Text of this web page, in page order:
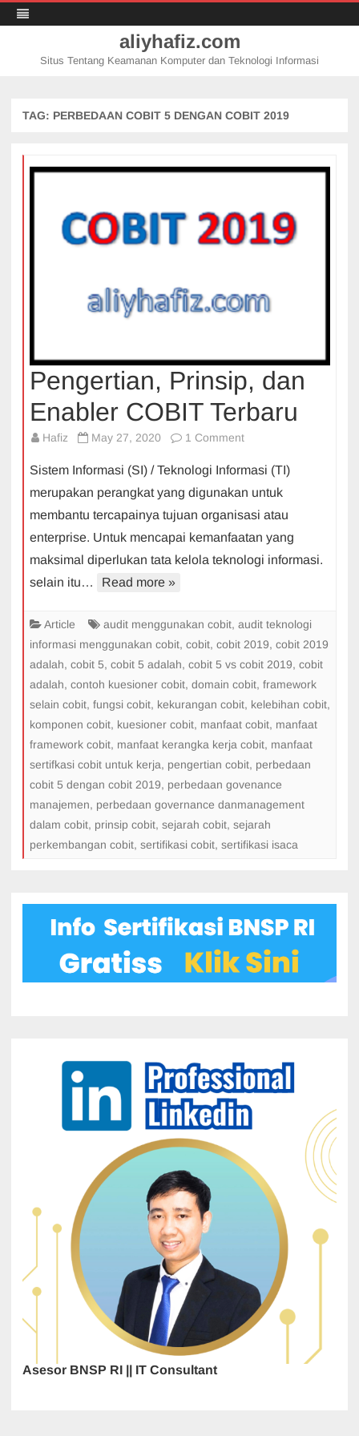
aliyhafiz.com
Situs Tentang Keamanan Komputer dan Teknologi Informasi
TAG: PERBEDAAN COBIT 5 DENGAN COBIT 2019
Pengertian, Prinsip, dan
Enabler COBIT Terbaru
Hafiz May 27, 2020 1 Commenton
Prinsip,
dan
Enabler
COBIT
Terbaru
Sistem Informasi (SI) / Teknologi Informasi (TI)
merupakan perangkat yang digunakan untuk
membantu tercapainya tujuan organisasi atau
enterprise. Untuk mencapai kemanfaatan yang
maksimal diperlukan tata kelola teknologi informasi.
selain itu…
Read more »
Article audit menggunakan cobit, audit teknologi
informasi menggunakan cobit, cobit, cobit 2019, cobit 2019
adalah, cobit 5, cobit 5 adalah, cobit 5 vs cobit 2019, cobit
adalah, contoh kuesioner cobit, domain cobit, framework
selain cobit, fungsi cobit, kekurangan cobit, kelebihan cobit,
komponen cobit, kuesioner cobit, manfaat cobit, manfaat
framework cobit, manfaat kerangka kerja cobit, manfaat
sertifkasi cobit untuk kerja, pengertian cobit, perbedaan
cobit 5 dengan cobit 2019, perbedaan govenance
manajemen, perbedaan governance danmanagement
dalam cobit, prinsip cobit, sejarah cobit, sejarah
perkembangan cobit, sertifikasi cobit, sertifikasi isaca
Asesor BNSP RI || IT Consultant